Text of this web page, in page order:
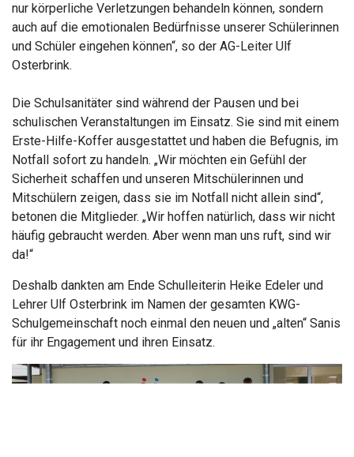
nur körperliche Verletzungen behandeln können, sondern
auch auf die emotionalen Bedürfnisse unserer Schülerinnen
und Schüler eingehen können“, so der AG-Leiter Ulf
Osterbrink.
Die Schulsanitäter sind während der Pausen und bei
schulischen Veranstaltungen im Einsatz. Sie sind mit einem
Erste-Hilfe-Koffer ausgestattet und haben die Befugnis, im
Notfall sofort zu handeln. „Wir möchten ein Gefühl der
Sicherheit schaffen und unseren Mitschülerinnen und
Mitschülern zeigen, dass sie im Notfall nicht allein sind“,
betonen die Mitglieder. „Wir hoffen natürlich, dass wir nicht
häufig gebraucht werden. Aber wenn man uns ruft, sind wir
da!“
Deshalb dankten am Ende Schulleiterin Heike Edeler und
Lehrer Ulf Osterbrink im Namen der gesamten KWG-
Schulgemeinschaft noch einmal den neuen und „alten“ Sanis
für ihr Engagement und ihren Einsatz.